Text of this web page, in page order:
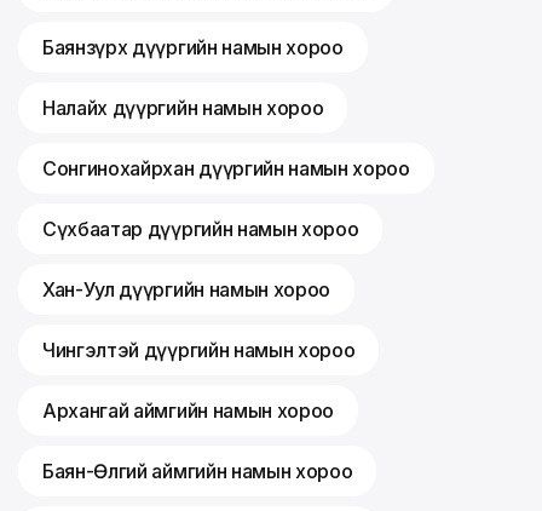
Баянзүрх дүүргийн намын хороо
Налайх дүүргийн намын хороо
Сонгинохайрхан дүүргийн намын хороо
Сүхбаатар дүүргийн намын хороо
Хан-Уул дүүргийн намын хороо
Чингэлтэй дүүргийн намын хороо
Архангай аймгийн намын хороо
Баян-Өлгий аймгийн намын хороо